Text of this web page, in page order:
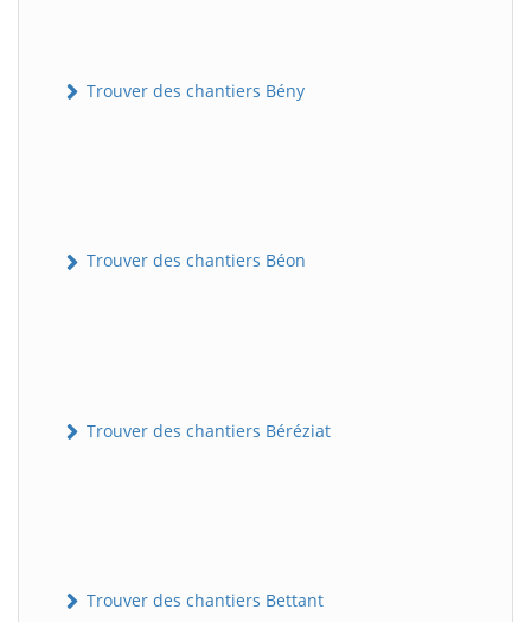
Trouver des chantiers Bény
Trouver des chantiers Béon
Trouver des chantiers Béréziat
Trouver des chantiers Bettant